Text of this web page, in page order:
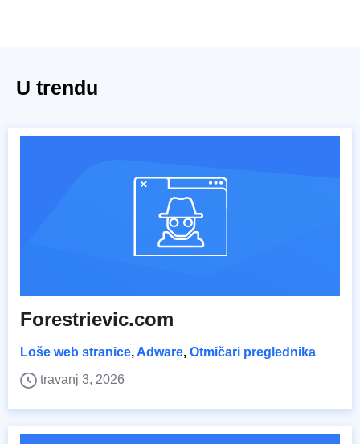
U trendu
Forestrievic.com
Loše web stranice, Adware, Otmičari preglednika
travanj 3, 2026